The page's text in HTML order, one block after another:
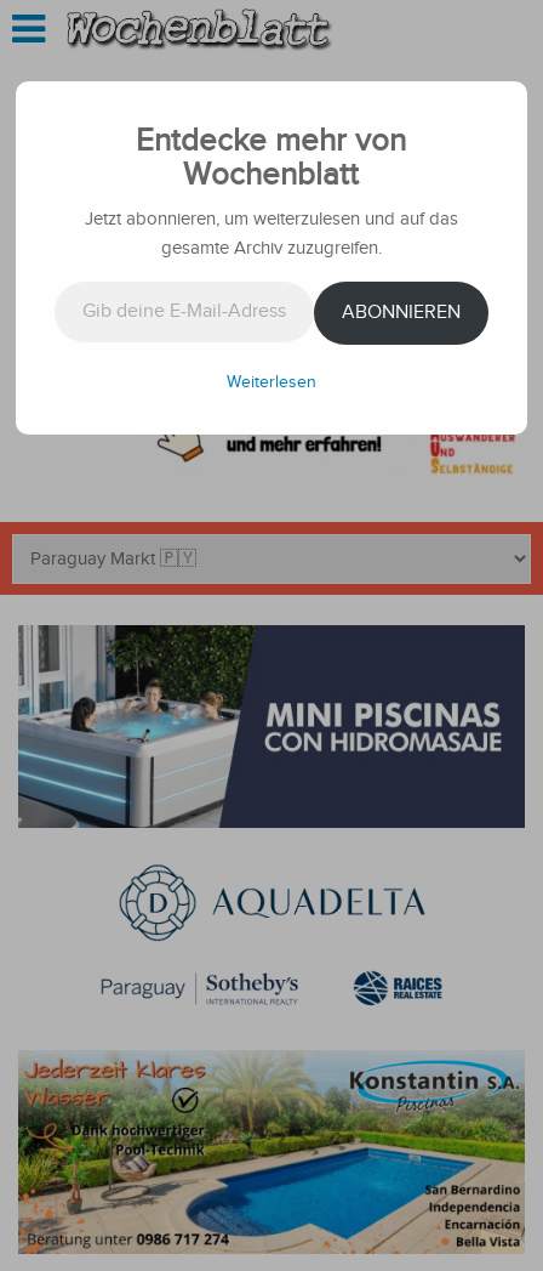
Entdecke mehr von
Wochenblatt
Jetzt abonnieren, um weiterzulesen und auf das
gesamte Archiv zuzugreifen.
ABONNIEREN
Weiterlesen